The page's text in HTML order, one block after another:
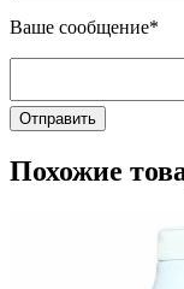
Ваше сообщение*
Отправить
Похожие